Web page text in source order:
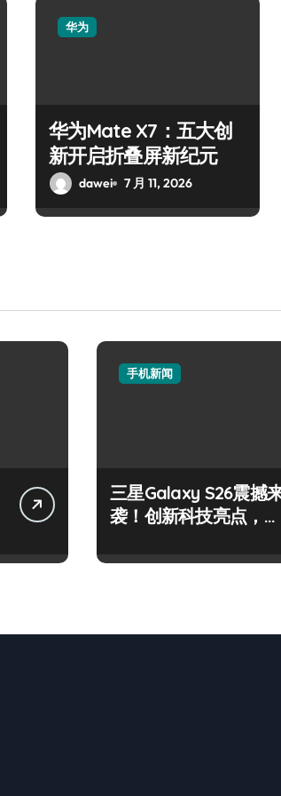
华为
华为Mate X7：五大创
新开启折叠屏新纪元
dawei 7 月 11, 2026
手机新闻
三星Galaxy S26震撼
袭！创新科技亮点，一